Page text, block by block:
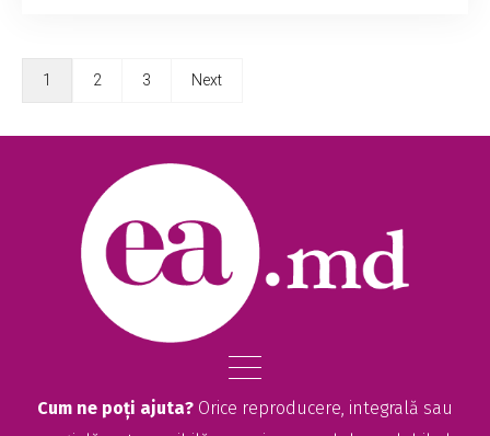
1 2 3 Next
Cum ne poți ajuta? Orice reproducere, integrală sau